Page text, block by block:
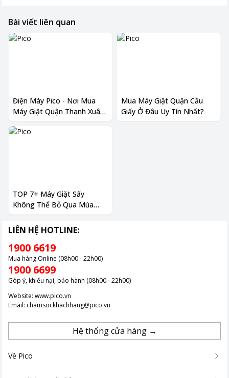
Bài viết liên quan
Điện Máy Pico - Nơi Mua
Máy Giặt Quận Thanh Xuân
Mua Máy Giặt Quận Cầu
Giấy Ở Đâu Uy Tín Nhất?
TOP 7+ Máy Giặt Sấy
Không Thể Bỏ Qua Mùa
LIÊN HỆ HOTLINE:
1900 6619
Mua hàng Online (08h00 - 22h00)
1900 6699
Góp ý, khiếu nại, bảo hành (08h00 - 22h00)
Website: www.pico.vn
Email: chamsockhachhang@pico.vn
Hệ thống cửa hàng →
Về Pico